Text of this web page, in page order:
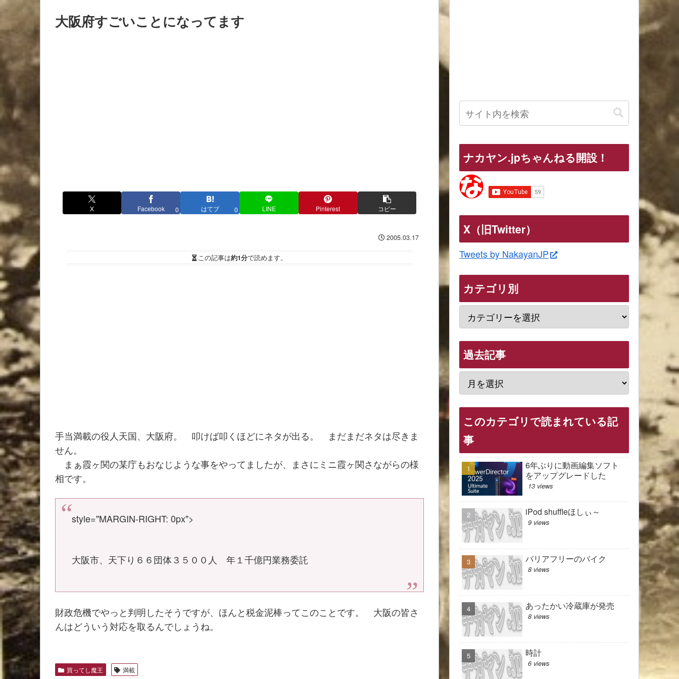
大阪府すごいことになってます
X Facebook 0 はてブ 0 LINE Pinterest コピー
2005.03.17
この記事は約1分で読めます。
手当満載の役人天国、大阪府。 叩けば叩くほどにネタが出る。 まだまだネタは尽きま
せん。
まぁ霞ヶ関の某庁もおなじような事をやってましたが、まさにミニ霞ヶ関さながらの様
相です。
style="MARGIN-RIGHT: 0px">
大阪市、天下り６６団体３５００人 年１千億円業務委託
財政危機でやっと判明したそうですが、ほんと税金泥棒ってこのことです。 大阪の皆さ
んはどういう対応を取るんでしょうね。
買ってし魔王 満載
ナカヤン.jpちゃんねる開設！
X（旧Twitter）
Tweets by NakayanJP
カテゴリ別
過去記事
このカテゴリで読まれている記
事
6年ぶりに動画編集ソフト
をアップグレードした
13 views
iPod shuffleほしぃ～
9 views
バリアフリーのバイク
8 views
あったかい冷蔵庫が発売
8 views
時計
6 views